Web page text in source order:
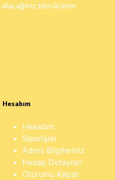
tüm ürünler
Hesabım
Hesabım
Siparişler
Adres Bilgileriniz
Hesap Detayları
Oturumu Kapat